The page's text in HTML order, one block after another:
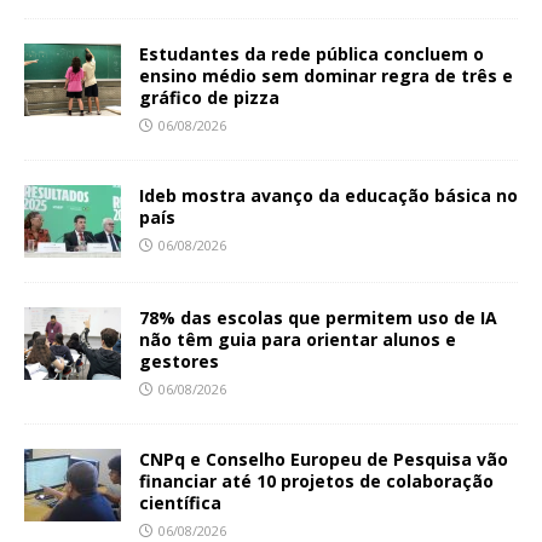
Estudantes da rede pública concluem o
ensino médio sem dominar regra de três e
gráfico de pizza
06/08/2026
Ideb mostra avanço da educação básica no
país
06/08/2026
78% das escolas que permitem uso de IA
não têm guia para orientar alunos e
gestores
06/08/2026
CNPq e Conselho Europeu de Pesquisa vão
financiar até 10 projetos de colaboração
científica
06/08/2026